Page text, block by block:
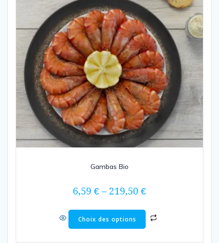
Gambas Bio
6,59 € – 219,50 €
Choix des options
plusieurs